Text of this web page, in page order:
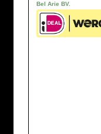
Bel Arie BV.